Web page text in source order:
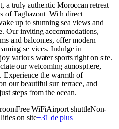
a truly authentic Moroccan retreat
of Taghazout. With direct
up to stunning sea views and
Our inviting accommodations,
and balconies, offer modern
services. Indulge in
various water sports right on site.
our welcoming atmosphere,
Experience the warmth of
our beautiful sun terrace, and
steps from the ocean.
Free WiFiAirport shuttleNon-
on site+31 de plus